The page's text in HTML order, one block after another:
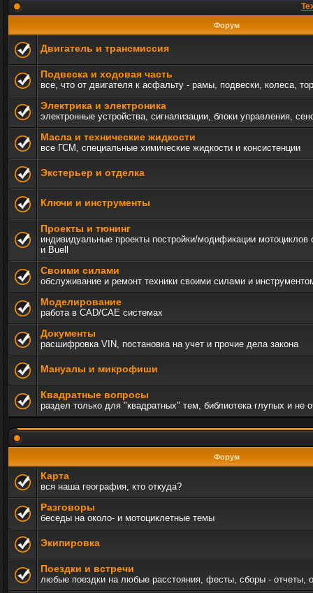
Форум
Двигатель и трансмиссия
Подвеска и ходовая часть
все, что от двигателя к асфальту - рамы, подвески, колеса,
Электрика и электроника
электронные устройства, сигнализации, блоки управления,
Масла и технические жидкости
все ГСМ, специальные химические жидкости и консистенции
Экстерьер и отделка
Ключи и инструменты
Проекты и тюнинг
индивидуальные проекты постройки/модификации мотоциклов
и Buell
Своими силами
обслуживание и ремонт техники своими силами и
Моделирование
работа в CAD/CAE системах
Документы
расшифровка VIN, постановка на учет и прочие дела закона
Мануалы и микрофиши
Квадратные вопросы
раздел только для "квадратных" тем, библиотека глупых и не
Форум
Карта
вся наша география, кто откуда?
Разговоры
беседы на около- и мотоциклетные темы
Экипировка
Поездки и встречи
любые поездки на любые расстояния, фесты, сборы - отчеты,